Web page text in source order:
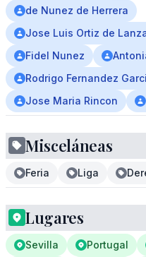
de Nunez de Herrera
Jose Luis Ortiz de
Fidel Nunez
Rodrigo Fernandez
Jose Maria Rincon
Misceláneas
Feria Liga
Lugares
Sevilla Portugal